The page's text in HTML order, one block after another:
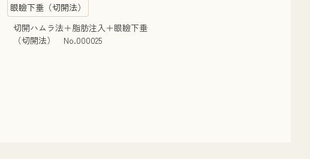
眼瞼下垂（切開法）
切開ハムラ法＋脂肪注入＋眼瞼下垂
（切開法） No.000025